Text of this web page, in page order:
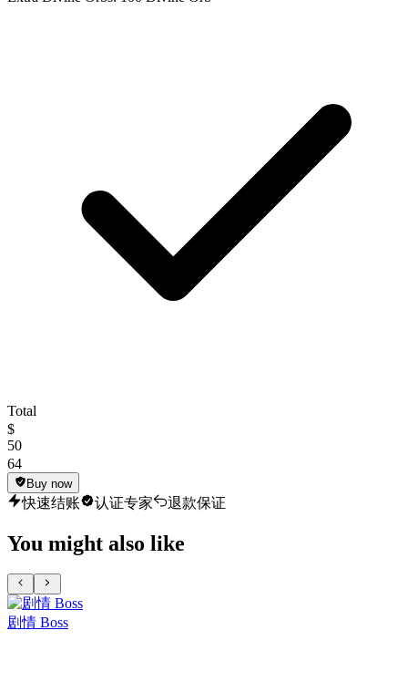
Total
$
50
64
Buy now
快速结账 认证专家 退款保证
You might also like
剧情 Boss